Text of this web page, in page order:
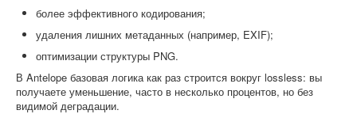
более эффективного кодирования;
удаления лишних метаданных (например, EXIF);
оптимизации структуры PNG.
В Antelope базовая логика как раз строится вокруг lossless: вы
получаете уменьшение, часто в несколько процентов, но без
видимой деградации.